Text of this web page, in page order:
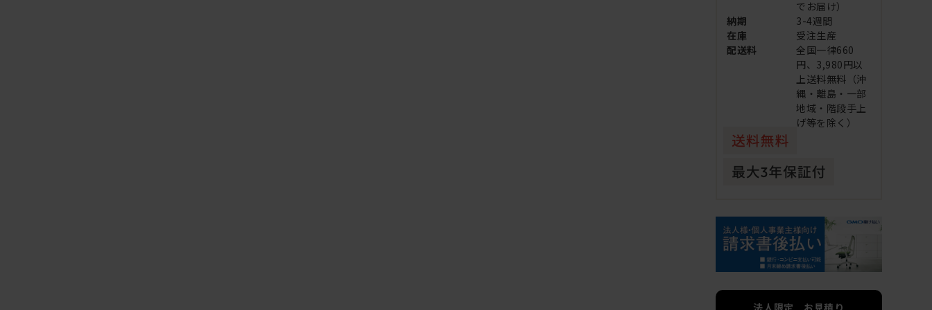
でお届け）
納期
3-4週間
在庫
受注生産
配送料
全国一律660
円、3,980円以
上送料無料（沖
縄・離島・一部
地域・階段手上
げ等を除く）